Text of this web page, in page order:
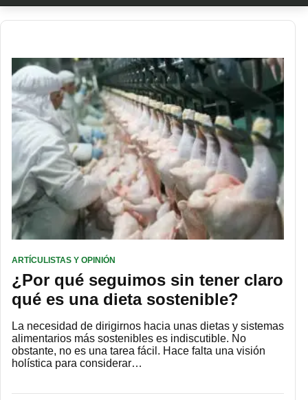
ARTÍCULISTAS Y OPINIÓN
¿Por qué seguimos sin tener claro
qué es una dieta sostenible?
La necesidad de dirigirnos hacia unas dietas y sistemas
alimentarios más sostenibles es indiscutible. No
obstante, no es una tarea fácil. Hace falta una visión
holística para considerar…